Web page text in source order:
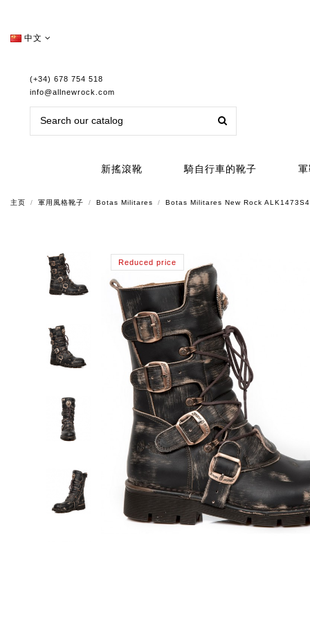
中文
(+34) 678 754 518
info@allnewrock.com
新搖滾靴 騎自行車的靴子
主页 軍用風格靴子 Botas Militares Botas Militares New Rock
Reduced price